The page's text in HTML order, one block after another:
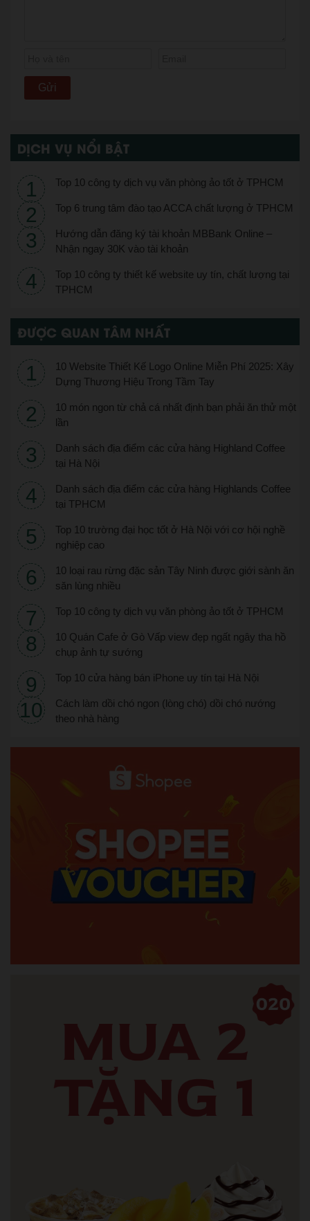
DỊCH VỤ NỔI BẬT
Top 10 công ty dịch vụ văn phòng ảo tốt ở TPHCM
Top 6 trung tâm đào tạo ACCA chất lượng ở TPHCM
Hướng dẫn đăng ký tài khoản MBBank Online –
Nhận ngay 30K vào tài khoản
Top 10 công ty thiết kế website uy tín, chất lượng tại
TPHCM
ĐƯỢC QUAN TÂM NHẤT
10 Website Thiết Kế Logo Online Miễn Phí 2025: Xây
Dựng Thương Hiệu Trong Tầm Tay
10 món ngon từ chả cá nhất định bạn phải ăn thử một
lần
Danh sách địa điểm các cửa hàng Highland Coffee
tại Hà Nội
Danh sách địa điểm các cửa hàng Highlands Coffee
tại TPHCM
Top 10 trường đại học tốt ở Hà Nội với cơ hội nghề
nghiệp cao
10 loại rau rừng đặc sản Tây Ninh được giới sành ăn
săn lùng nhiều
Top 10 công ty dịch vụ văn phòng ảo tốt ở TPHCM
10 Quán Cafe ở Gò Vấp view đẹp ngất ngây tha hồ
chụp ảnh tự sướng
Top 10 cửa hàng bán iPhone uy tín tại Hà Nội
Cách làm dồi chó ngon (lòng chó) dồi chó nướng
theo nhà hàng